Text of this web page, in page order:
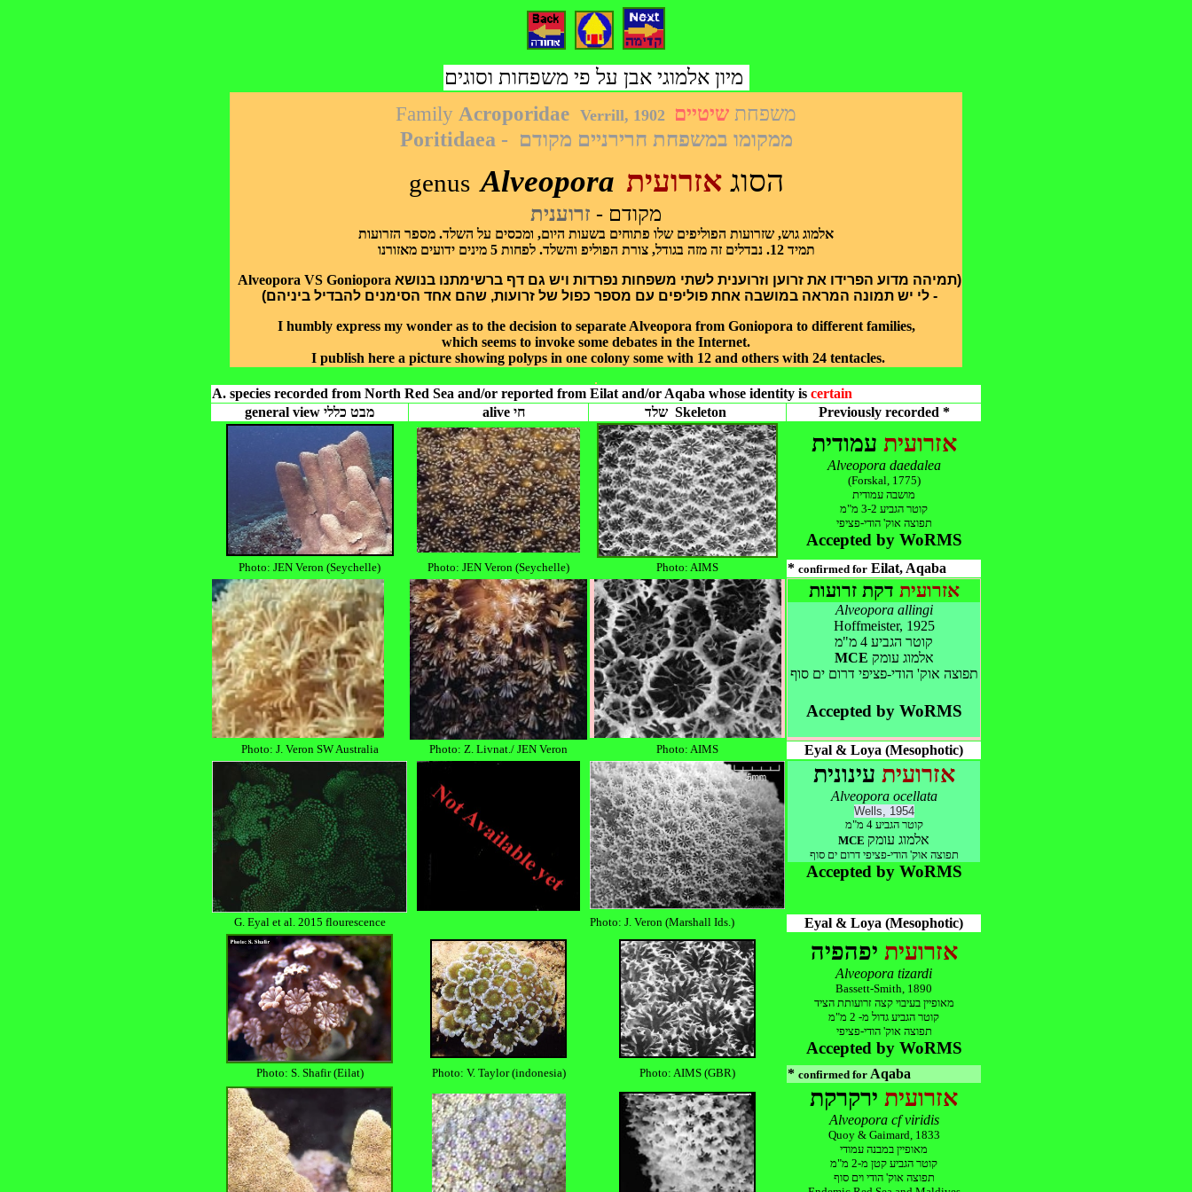
Family Acroporidae Verrill, 1902 משפחת שיטיים
Poritidaea - ממקומו במשפחת חרירניים מקודם
genus Alveopora הסוגאזרועית
מקודם - זרוענית
אלמוג גוש, שזרועות הפוליפים שלו פתוחים בשעות היום, ומכסים על השלד. מספר הזרועות
תמיד 12. נבדלים זה מזה בגודל, צורת הפוליפ והשלד. לפחות 5 מינים ידועים מאזורנו
(תמיהה מדוע הפרידו את זרוען וזרוענית לשתי משפחות נפרדות ויש גם דף ברשימתנו בנושא Goniopora
VS
Alveopora
- לי יש תמונה המראה במושבה אחת פוליפים עם מספר כפול של זרועות, שהם אחד הסימנים להבדיל ביניהם)
I humbly express my wonder as to the decision to separate Alveopora from Goniopora to different families,
which seems to invoke some debates in the Internet.
I publish here a picture showing polyps in one colony some with 12 and others with 24 tentacles.
A. species recorded from North Red Sea and/or reported from Eilat and/or Aqaba whose identity is certain
general view מבט כללי
alive חי שלד Skeleton Previously recorded *
אזרועית עמודית
Alveopora daedalea
(Forskal, 1775)
מושבה עמודית
קוטר הגביע 3-2 מ"מ
תפוצה אוק' הודי-פציפי
Accepted by WoRMS
Photo: JEN Veron (Seychelle) Photo: JEN Veron (Seychelle) Photo: AIMS * confirmed for Eilat, Aqaba
אזרועית דקת זרועות
Alveopora allingi
Hoffmeister, 1925
קוטר הגביע 4 מ"מ
MCE אלמוג עומק
תפוצה אוק' הודי-פציפי דרום ים סוף
Accepted by WoRMS
Photo: J. Veron SW Australia Photo: Z. Livnat./ JEN Veron Photo: AIMS Eyal & Loya (Mesophotic)
אזרועית עינונית
Alveopora ocellata
Wells, 1954
קוטר הגביע 4 מ"מ
MCE אלמוג עומק
תפוצה אוק' הודי-פציפי דרום ים סוף
Accepted by WoRMS
G. Eyal et al. 2015 flourescence Photo: J. Veron (Marshall Ids.) Eyal & Loya (Mesophotic)
אזרועית יפהפיה
Alveopora tizardi
Bassett-Smith, 1890
מאופיין בעיבוי קצה זרועותת הציד
קוטר הגביע גדול מ- 2 מ"מ
תפוצה אוק' הודי-פציפי
Accepted by WoRMS
Photo: S. Shafir (Eilat) Photo: V. Taylor (indonesia) Photo: AIMS (GBR) * confirmed for Aqaba
אזרועית ירקרקת
Alveopora cf viridis
Quoy & Gaimard, 1833
מאופיין במבנה עמודי
קוטר הגביע קטן מ-2 מ"מ
תפוצה אוק' הודי וים סוף